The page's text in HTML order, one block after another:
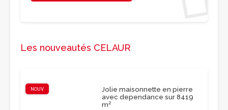
Les nouveautés CELAUR
NOUV
Jolie maisonnette en pierre
avec dependance sur 8419
m²